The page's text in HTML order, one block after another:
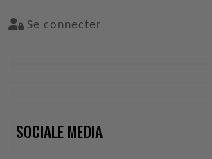
Se connecter
SOCIALE MEDIA